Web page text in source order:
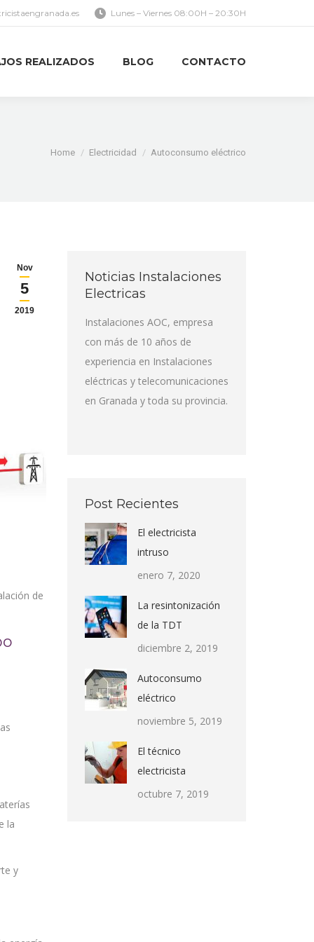
Lunes – Viernes 08:00H – 20:30H
REALIZADOS BLOG CONTACTO
You are here:
Home Electricidad Autoconsumo eléctrico
Nov
5
2019
de
la
y
Noticias Instalaciones
Electricas
Instalaciones AOC, empresa
con más de 10 años de
experiencia en Instalaciones
eléctricas y telecomunicaciones
en Granada y toda su provincia.
Post Recientes
El electricista
intruso
enero 7, 2020
La resintonización
de la TDT
diciembre 2, 2019
Autoconsumo
eléctrico
noviembre 5, 2019
El técnico
electricista
octubre 7, 2019